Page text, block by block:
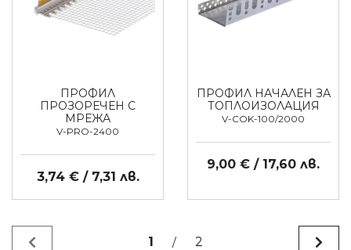
ПРОФИЛ
ПРОЗОРЕЧЕН С
МРЕЖА
V-PRO-2400
3,74 € / 7,31 лв.
ПРОФИЛ НАЧАЛЕН ЗА
ТОПЛОИЗОЛАЦИЯ
V-COK-100/2000
9,00 € / 17,60 лв.
1 / 2